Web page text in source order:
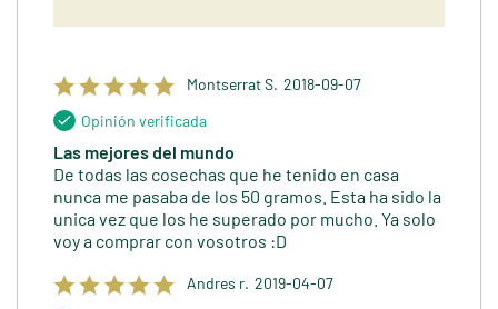
Montserrat S. 2018-09-07
Opinión verificada
Las mejores del mundo
De todas las cosechas que he tenido en casa
nunca me pasaba de los 50 gramos. Esta ha sido la
unica vez que los he superado por mucho. Ya solo
voy a comprar con vosotros :D
Andres r. 2019-04-07